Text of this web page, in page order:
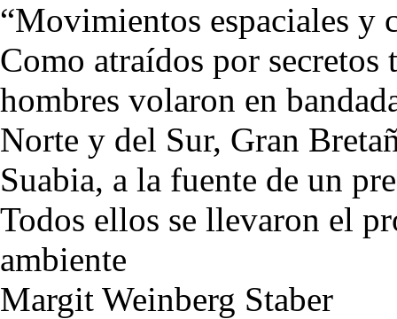
“Movimientos espaciales y
Como atraídos por secretos
hombres volaron en
Norte y del Sur, Gran
Suabia, a la fuente de un
Todos ellos se llevaron el
ambiente
Margit Weinberg Staber